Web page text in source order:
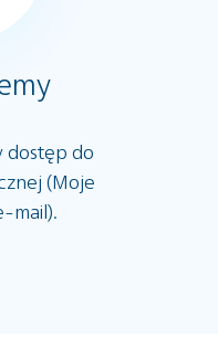
dostęp do
(Moje
mail).